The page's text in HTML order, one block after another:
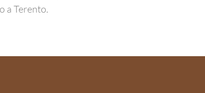
a Terento.